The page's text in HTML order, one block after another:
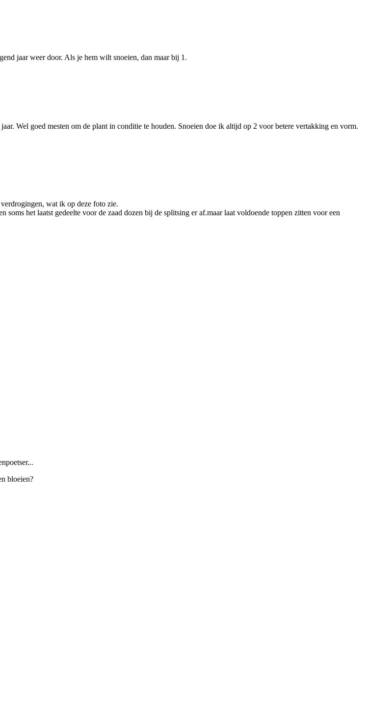
jaar weer door. Als je hem wilt snoeien, dan maar bij 1.
Wel goed mesten om de plant in conditie te houden. Snoeien doe ik altijd op 2 voor betere vertakking en vorm.
wat ik op deze foto zie.
het laatst gedeelte voor de zaad dozen bij de splitsing er af.maar laat voldoende toppen zitten voor een
bloeien?